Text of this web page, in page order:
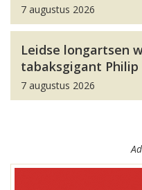
7 augustus 2026
Leidse longartsen
tabaksgigant Philip
7 augustus 2026